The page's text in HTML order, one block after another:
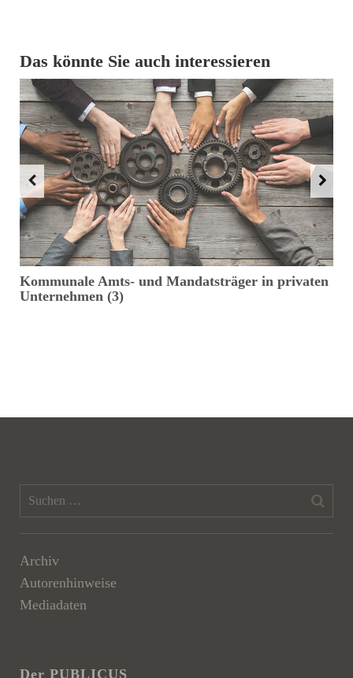
Das könnte Sie auch interessieren
Kommunale Amts- und Mandatsträger in privaten
Unternehmen (3)
Archiv
Autorenhinweise
Mediadaten
Der PUBLICUS